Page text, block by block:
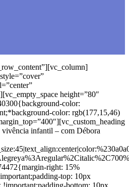
height=”80″
color:
color: rgb(177,15,46)
infantil – com Débora
right: 15%
top: 10px
bottom: 10px